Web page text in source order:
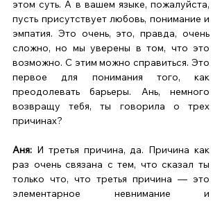
этом суть. А в вашем языке, пожалуйста,
пусть присутствует любовь, понимание и
эмпатия. Это очень, это, правда, очень
сложно, но мы уверены в том, что это
возможно. С этим можно справиться. Это
первое для понимания того, как
преодолевать барьеры. Ань, немного
возвращу тебя, ты говорила о трех
причинах?
Аня: И третья причина, да. Причина как
раз очень связана с тем, что сказал ты
только что, что третья причина — это
элементарное невнимание и